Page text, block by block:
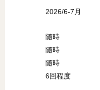
2026/6-7月
随時
随時
随時
6回程度